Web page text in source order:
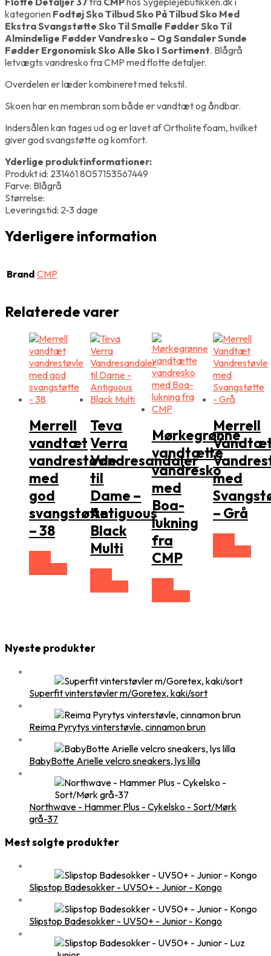
kategorien Fodtøj Sko Tilbud Sko På Tilbud Sko Med
Ekstra Svangstøtte Sko Til Smalle Fødder Sko Til
Almindelige Fødder Vandresko – Og Sandaler Sunde
Fødder Ergonomisk Sko Alle Sko I Sortiment. Blågrå
letvægts vandresko fra CMP med flotte detaljer.
Overdelen er læder kombineret med tekstil.
Skoen har en membran som både er vandtæt og åndbar.
Indersålen kan tages ud og er lavet af Ortholite foam, hvilket
giver god svangstøtte og komfort.
Yderlige produktinformationer:
Produkt id: 231461 8057153567449
Farve: Blågrå
Størrelse:
Leveringstid: 2-3 dage
Yderligere information
Brand CMP
Relaterede varer
Merrell
vandtæt
vandrestøvle
med
god
svangstøtte
– 38
Teva
Verra
Vandresandaler
til
Dame –
Antiguous
Black
Multi
Mørkegrønne
vandtætte
vandresko
med
Boa-
lukning
fra
CMP
Merrell
med
– Grå
Nyeste produkter
Superfit vinterstøvler m/Goretex, kaki/sort
Reima Pyrytys vinterstøvle, cinnamon brun
BabyBotte Arielle velcro sneakers, lys lilla
Northwave - Hammer Plus - Cykelsko - Sort/Mørk
grå-37
Mest solgte produkter
Slipstop Badesokker - UV50+ - Junior - Kongo
Slipstop Badesokker - UV50+ - Junior - Kongo